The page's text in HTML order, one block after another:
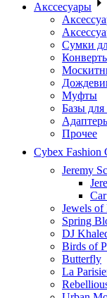
Акссесуары
Сумки
Муфты
Базы для
Прочее
Cybex Fashion
Jeremy
Jewels of
Spring
DJ
Birds of
Butterfly
La